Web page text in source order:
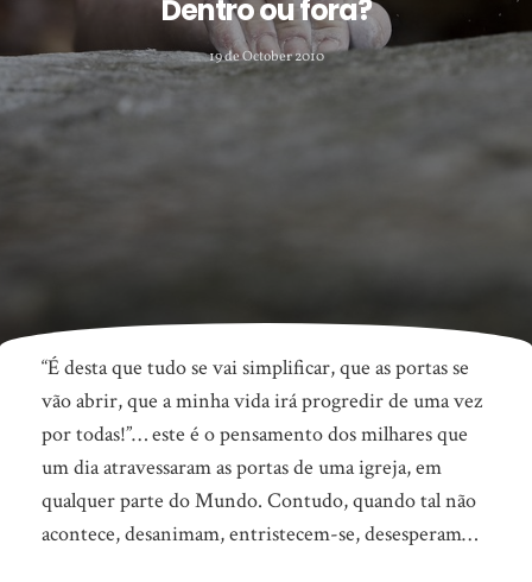
Dentro ou fora?
19 de October 2010
Dentro
ou
fora?
“É desta que tudo se vai simplificar, que as portas se
vão abrir, que a minha vida irá progredir de uma vez
por todas!”… este é o pensamento dos milhares que
um dia atravessaram as portas de uma igreja, em
qualquer parte do Mundo. Contudo, quando tal não
acontece, desanimam, entristecem-se, desesperam…